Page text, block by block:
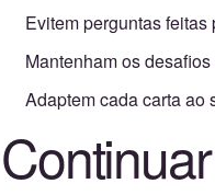
Evitem perguntas feitas
Mantenham os
Adaptem cada carta ao